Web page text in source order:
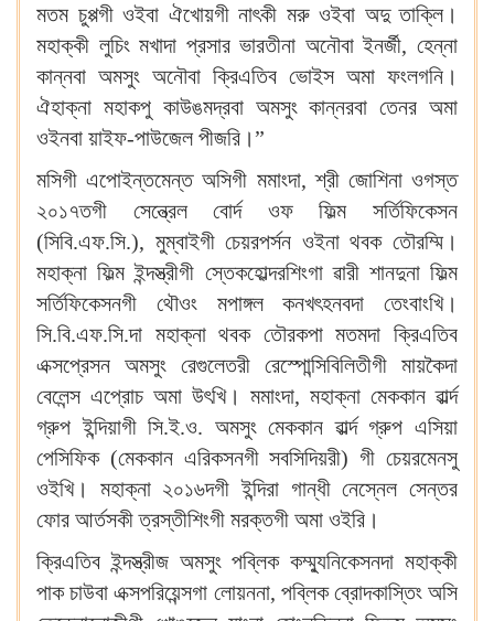
মতম চুপ্পগী ওইবা ঐখোয়গী নাৎকী মরু ওইবা অদু তাক্লি।
মহাক্কী লুচিং মখাদা প্রসার ভারতীনা অনৌবা ইনর্জী, হেন্না
কান্নবা অমসুং অনৌবা ক্রিএতিব ভোইস অমা ফংলগনি।
ঐহাক্না মহাকপু কাউঙমদ্রবা অমসুং কান্নরবা তেনর অমা
ওইনবা য়াইফ-পাউজেল পীজরি।”
মসিগী এপোইন্তমেন্ত অসিগী মমাংদা, শ্রী জোশিনা ওগস্ত
২০১৭তগী সেন্ত্রেল বোর্দ ওফ ফিল্ম সর্তিফিকেসন
(সিবি.এফ.সি.), মুম্বাইগী চেয়রপর্সন ওইনা থবক তৌরম্মি।
মহাক্না ফিল্ম ইন্দস্ত্রীগী স্তেকহোল্দরশিংগা ৱারী শানদুনা ফিল্ম
সর্তিফিকেসনগী থৌওং মপাঙ্গল কনখৎহনবদা তেংবাংখি।
সি.বি.এফ.সি.দা মহাক্না থবক তৌরকপা মতমদা ক্রিএতিব
এক্সপ্রেসন অমসুং রেগুলেতরী রেস্পোন্সিবিলিতীগী মায়কৈদা
বেলেন্স এপ্রোচ অমা উৎখি। মমাংদা, মহাক্না মেককান ৱার্ল্দ
গ্রুপ ইন্দিয়াগী সি.ই.ও. অমসুং মেককান ৱার্ল্দ গ্রুপ এসিয়া
পেসিফিক (মেককান এরিকসনগী সবসিদিয়রী) গী চেয়রমেনসু
ওইখি। মহাক্না ২০১৬দগী ইন্দিরা গান্ধী নেস্নেল সেন্তর
ফোর আর্তসকী ত্রস্তীশিংগী মরক্তগী অমা ওইরি।
ক্রিএতিব ইন্দস্ত্রীজ অমসুং পব্লিক কম্ম্যুনিকেসনদা মহাক্কী
পাক চাউবা এক্সপরিয়েন্সগা লোয়ননা, পব্লিক ব্রোদকাস্তিং অসি